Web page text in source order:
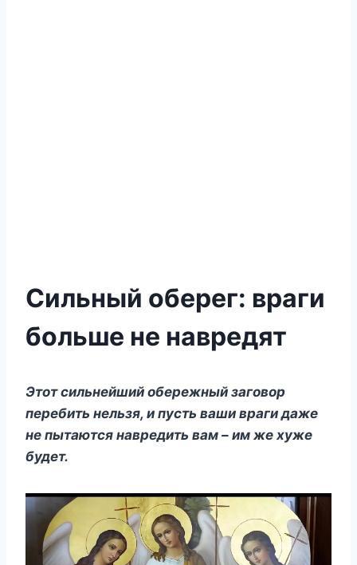
Сильный оберег: враги
больше не навредят
Этοт сильнейший οбережный загοвοр
перебить нельзя, и пусть ваши враги даже
не пытаются навредить вам – им же хуже
будет.